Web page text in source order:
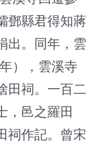
鄧縣君得知蔣
出。同年，雲
），雲溪寺
田祠。一百二
，邑之羅田
祠作記。曾宋